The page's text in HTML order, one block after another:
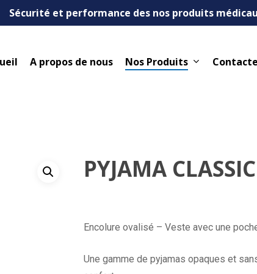
Sécurité et performance des nos produits
A propos de nous Nos Produits
PYJAMA CLASSIC
Encolure ovalisé – Veste avec une
Une gamme de pyjamas opaques et